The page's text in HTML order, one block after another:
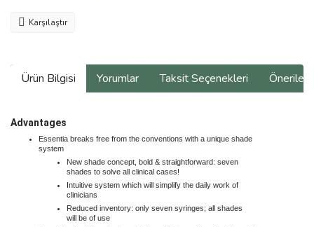
Karşılaştır
Ürün Bilgisi Yorumlar Taksit Seçenekleri
Advantages
Essentia breaks free from the conventions with a unique shade
system
New shade concept, bold & straightforward: seven
shades to solve all clinical cases!
Intuitive system which will simplify the daily work of
clinicians
Reduced inventory: only seven syringes; all shades
will be of use